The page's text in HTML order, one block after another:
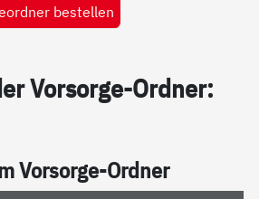
bestellen
Vor­sor­ge-Ord­ner:
Vor­sor­ge-Ord­ner